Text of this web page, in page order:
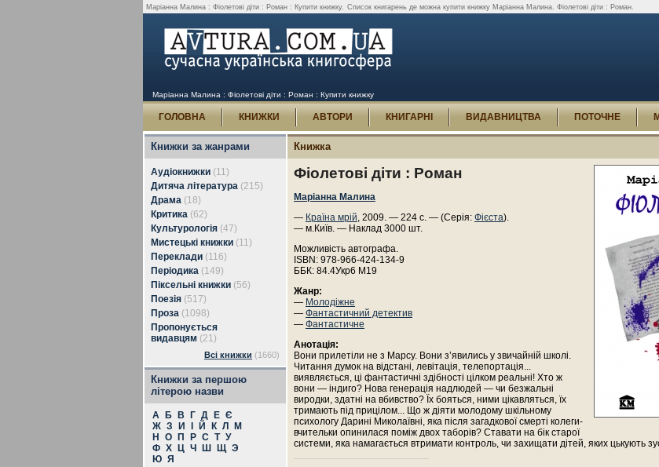
Маріанна Малина : Фіолетові діти : Роман : Купити книжку. Список книгарень де можна купити книжку Маріанна Малина. Фіолетові діти : Роман.
Маріанна Малина : Фіолетові діти : Роман : Купити книжку
ГОЛОВНА КНИЖКИ АВТОРИ КНИГАРНІ ВИДАВНИЦТВА ПОТОЧНЕ
Книжки за жанрами
Аудіокнижки (11)
Дитяча література (215)
Драма (18)
Критика (62)
Культурологія (47)
Мистецькі книжки (11)
Переклади (116)
Періодика (149)
Піксельні книжки (56)
Поезія (517)
Проза (1098)
Пропонується
видавцям (21)
Всі книжки (1660)
Книжки за першою
літерою назви
А Б В Г Д Е Є
Ж З И Й К Л
М
Н
О П Р С Т У
Ф Х Ц Ч Ш Щ Э
Ю Я
Книжка
Фіолетові діти : Роман
Маріанна Малина
— Країна мрій, 2009. — 224 с. — (Серія: Фієста).
— м.Київ. — Наклад 3000 шт.
Можливість автографа.
ISBN: 978-966-424-134-9
ББК: 84.4Укр6 М19
Жанр:
— Молодіжне
— Фантастичний детектив
— Фантастичне
Анотація:
Вони прилетіли не з Марсу. Вони з’явились у звичайній школі.
Читання думок на відстані, левітація, телепортація...
виявляється, ці фантастичні здібності цілком реальні! Хто ж
вони — індиго? Нова генерація надлюдей — чи безжальні
виродки, здатні на вбивство? Їх бояться, ними цікавляться, їх
тримають під прицілом... Що ж діяти молодому шкільному
психологу Дарині Миколаївні, яка після загадкової смерті колеги-
вчительки опинилася поміж двох таборів? Ставати на бік старої
системи, яка намагається втримати контроль, чи захищати дітей, яких цькують